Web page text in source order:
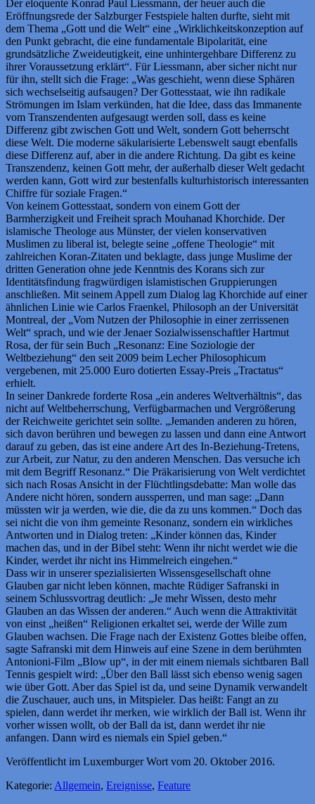
Der eloquente Konrad Paul Liessmann, der heuer auch die
Eröffnungsrede der Salzburger Festspiele halten durfte, sieht mit
dem Thema „Gott und die Welt“ eine „Wirklichkeitskonzeption auf
den Punkt gebracht, die eine fundamentale Bipolarität, eine
grundsätzliche Zweideutigkeit, eine unhintergehbare Differenz zu
ihrer Voraussetzung erklärt“. Für Liessmann, aber sicher nicht nur
für ihn, stellt sich die Frage: „Was geschieht, wenn diese Sphären
sich wechselseitig aufsaugen? Der Gottesstaat, wie ihn radikale
Strömungen im Islam verkünden, hat die Idee, dass das Immanente
vom Transzendenten aufgesaugt werden soll, dass es keine
Differenz gibt zwischen Gott und Welt, sondern Gott beherrscht
diese Welt. Die moderne säkularisierte Lebenswelt saugt ebenfalls
diese Differenz auf, aber in die andere Richtung. Da gibt es keine
Transzendenz, keinen Gott mehr, der außerhalb dieser Welt gedacht
werden kann, Gott wird zur bestenfalls kulturhistorisch interessanten
Chiffre für soziale Fragen.“
Von keinem Gottesstaat, sondern von einem Gott der
Barmherzigkeit und Freiheit sprach Mouhanad Khorchide. Der
islamische Theologe aus Münster, der vielen konservativen
Muslimen zu liberal ist, belegte seine „offene Theologie“ mit
zahlreichen Koran-Zitaten und beklagte, dass junge Muslime der
dritten Generation ohne jede Kenntnis des Korans sich zur
Identitätsfindung fragwürdigen islamistischen Gruppierungen
anschließen. Mit seinem Appell zum Dialog lag Khorchide auf einer
ähnlichen Linie wie Carlos Fraenkel, Philosoph an der Universität
Montreal, der „Vom Nutzen der Philosophie in einer zerrissenen
Welt“ sprach, und wie der Jenaer Sozialwissenschaftler Hartmut
Rosa, der für sein Buch „Resonanz: Eine Soziologie der
Weltbeziehung“ den seit 2009 beim Lecher Philosophicum
vergebenen, mit 25.000 Euro dotierten Essay-Preis „Tractatus“
erhielt.
In seiner Dankrede forderte Rosa „ein anderes Weltverhältnis“, das
nicht auf Weltbeherrschung, Verfügbarmachen und Vergrößerung
der Reichweite gerichtet sein sollte. „Jemanden anderen zu hören,
sich davon berühren und bewegen zu lassen und dann eine Antwort
darauf zu geben, das ist eine andere Art des In-Beziehung-Tretens,
zur Arbeit, zur Natur, zu den anderen Menschen. Das versuche ich
mit dem Begriff Resonanz.“ Die Präkarisierung von Welt verdichtet
sich nach Rosas Ansicht in der Flüchtlingsdebatte: Man wolle das
Andere nicht hören, sondern aussperren, und man sage: „Dann
müssten wir ja werden, wie die, die da zu uns kommen.“ Doch das
sei nicht die von ihm gemeinte Resonanz, sondern ein wirkliches
Antworten und in Dialog treten: „Kinder können das, Kinder
machen das, und in der Bibel steht: Wenn ihr nicht werdet wie die
Kinder, werdet ihr nicht ins Himmelreich eingehen.“
Dass wir in unserer spezialisierten Wissensgesellschaft ohne
Glauben gar nicht leben können, machte Rüdiger Safranski in
seinem Schlussvortrag deutlich: „Je mehr Wissen, desto mehr
Glauben an das Wissen der anderen.“ Auch wenn die Attraktivität
von einst „heißen“ Religionen erkaltet sei, werde der Wille zum
Glauben wachsen. Die Frage nach der Existenz Gottes bleibe offen,
sagte Safranski mit dem Hinweis auf eine Szene in dem berühmten
Antonioni-Film „Blow up“, in der mit einem niemals sichtbaren Ball
Tennis gespielt wird: „Über den Ball lässt sich ebenso wenig sagen
wie über Gott. Aber das Spiel ist da, und seine Dynamik verwandelt
die Zuschauer, auch uns, in Mitspieler. Das heißt: Fangt an zu
spielen, dann werdet ihr merken, wie wirklich der Ball ist. Wenn ihr
vorher wissen wollt, ob der Ball da ist, dann werdet ihr nie
anfangen. Dann wird es niemals ein Spiel geben.“
Veröffentlicht im Luxemburger Wort vom 20. Oktober 2016.
Kategorie: Allgemein, Ereignisse, Feature